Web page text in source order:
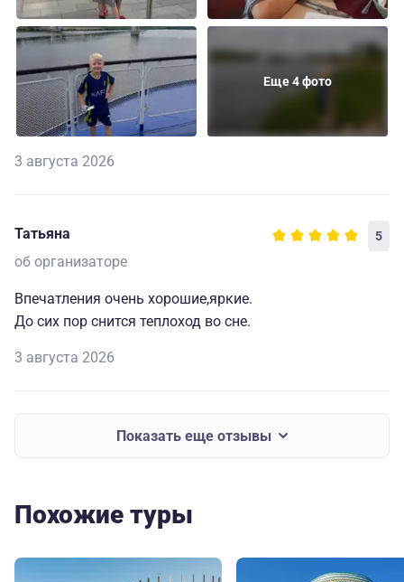
Еще 4 фото
3 августа 2026
Татьяна 5
об организаторе
Впечатления очень хорошие,яркие.
До сих пор снится теплоход во сне.
3 августа 2026
Показать еще отзывы
Похожие туры